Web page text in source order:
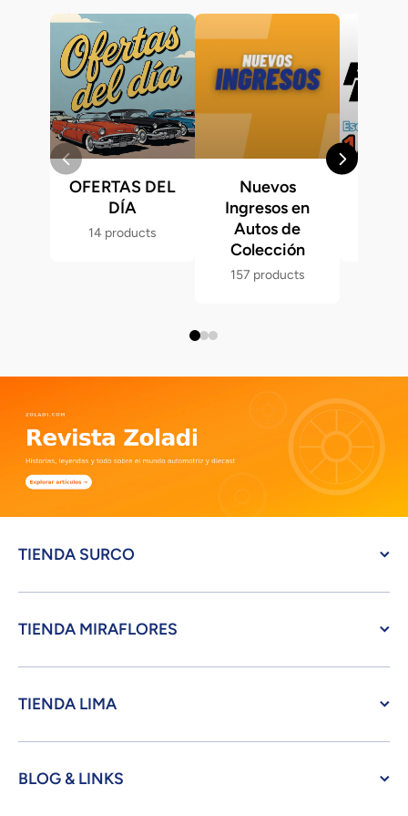
OFERTAS DEL
DÍA
14 products
Nuevos
Ingresos en
Autos de
Colección
157 products
TIENDA SURCO
TIENDA MIRAFLORES
TIENDA LIMA
BLOG & LINKS